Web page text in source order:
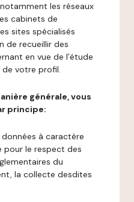
les réseaux
cabinets de
sites spécialisés
de recueillir des
en vue de l’étude
votre profil.
générale, vous
principe:
à caractère
pour le respect des
du
la collecte desdites